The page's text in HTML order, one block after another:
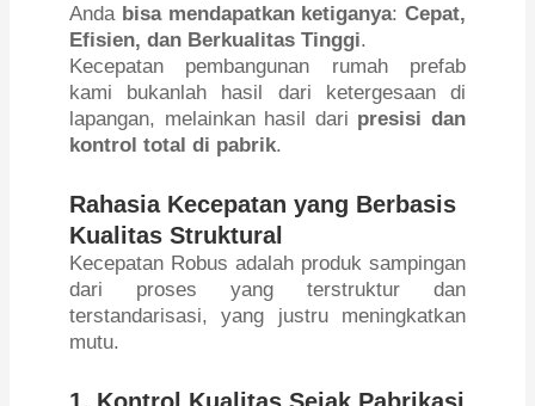
Anda bisa mendapatkan ketiganya: Cepat,
Efisien, dan Berkualitas Tinggi.
Kecepatan pembangunan rumah prefab
kami bukanlah hasil dari ketergesaan di
lapangan, melainkan hasil dari presisi dan
kontrol total di pabrik.
Rahasia Kecepatan yang Berbasis
Kualitas Struktural
Kecepatan Robus adalah produk sampingan
dari proses yang terstruktur dan
terstandarisasi, yang justru meningkatkan
mutu.
1. Kontrol Kualitas Sejak Pabrikasi